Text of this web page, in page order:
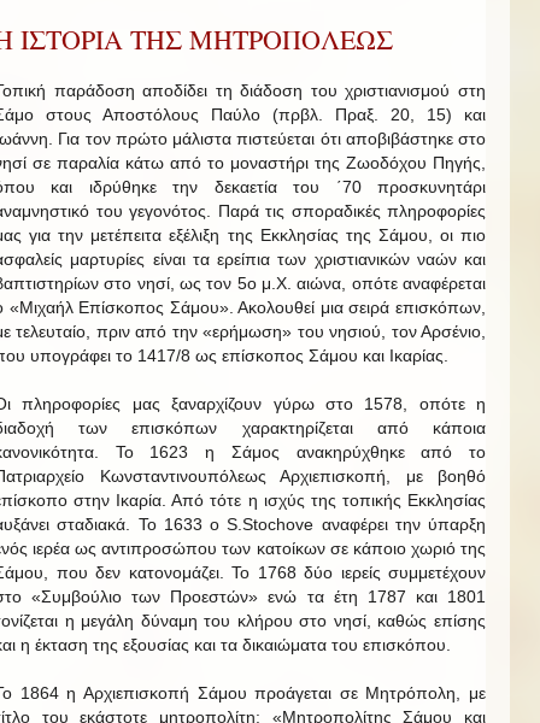
ΙΣΤΟΡΙΑ ΤΗΣ ΜΗΤΡΟΠΟΛΕΩΣ
παράδοση αποδίδει τη διάδοση του χριστιανισμού στη
στους Αποστόλους Παύλο (πρβλ. Πραξ. 20, 15) και
Για τον πρώτο μάλιστα πιστεύεται ότι αποβιβάστηκε στο
σε παραλία κάτω από το μοναστήρι της Ζωοδόχου Πηγής,
και ιδρύθηκε την δεκαετία του ΄70 προσκυνητάρι
του γεγονότος. Παρά τις σποραδικές πληροφορίες
για την μετέπειτα εξέλιξη της Εκκλησίας της Σάμου, οι πιο
μαρτυρίες είναι τα ερείπια των χριστιανικών ναών και
στο νησί, ως τον 5ο μ.Χ. αιώνα, οπότε αναφέρεται
«Μιχαήλ Επίσκοπος Σάμου». Ακολουθεί μια σειρά επισκόπων,
τελευταίο, πριν από την «ερήμωση» του νησιού, τον Αρσένιο,
υπογράφει το 1417/8 ως επίσκοπος Σάμου και Ικαρίας.
πληροφορίες μας ξαναρχίζουν γύρω στο 1578, οπότε η
των επισκόπων χαρακτηρίζεται από κάποια
Το 1623 η Σάμος ανακηρύχθηκε από το
Κωνσταντινουπόλεως Αρχιεπισκοπή, με βοηθό
στην Ικαρία. Από τότε η ισχύς της τοπικής Εκκλησίας
σταδιακά. Το 1633 ο S.Stochove αναφέρει την ύπαρξη
ιερέα ως αντιπροσώπου των κατοίκων σε κάποιο χωριό της
που δεν κατονομάζει. Το 1768 δύο ιερείς συμμετέχουν
«Συμβούλιο των Προεστών» ενώ τα έτη 1787 και 1801
η μεγάλη δύναμη του κλήρου στο νησί, καθώς επίσης
η έκταση της εξουσίας και τα δικαιώματα του επισκόπου.
1864 η Αρχιεπισκοπή Σάμου προάγεται σε Μητρόπολη, με
του εκάστοτε μητροπολίτη: «Μητροπολίτης Σάμου και